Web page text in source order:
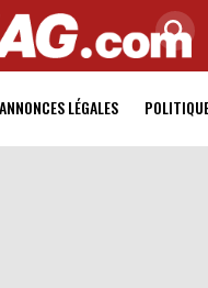
ANNONCES LÉGALES